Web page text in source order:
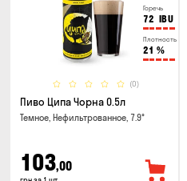
Горечь
72 IBU
Плотность
21 %
(0)
Пиво Ципа Чорна 0.5л
Темное, Нефильтрованное, 7.9°
103,00